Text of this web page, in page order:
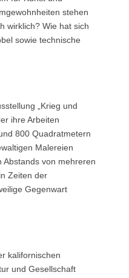
stehen
wirklich? Wie hat sich
sowie technische
„Krieg und
ihre Arbeiten
800 Quadratmetern
Malereien
Abstands von mehreren
Zeiten der
Gegenwart
kalifornischen
und Gesellschaft